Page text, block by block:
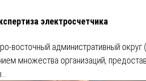
электросчетчика
восточный административный округ
множества организаций,